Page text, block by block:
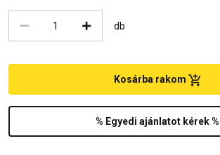
db
% Egyedi ajánlatot kérek %
Kosárba rakom